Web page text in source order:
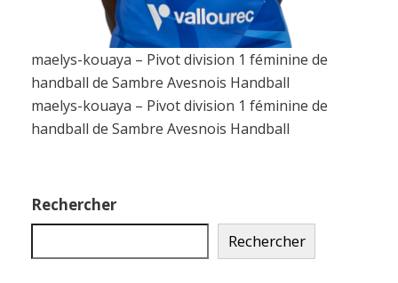
maelys-kouaya – Pivot division 1 féminine de
handball de Sambre Avesnois Handball
maelys-kouaya – Pivot division 1 féminine de
handball de Sambre Avesnois Handball
Rechercher
Rechercher